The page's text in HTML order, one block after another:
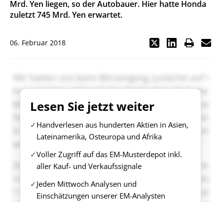
Mrd. Yen liegen, so der Autobauer. Hier hatte Honda
zuletzt 745 Mrd. Yen erwartet.
06. Februar 2018
Lesen Sie jetzt weiter
Handverlesen aus hunderten Aktien in Asien,
Lateinamerika, Osteuropa und Afrika
Voller Zugriff auf das EM-Musterdepot inkl.
aller Kauf- und Verkaufssignale
Jeden Mittwoch Analysen und
Einschätzungen unserer EM-Analysten